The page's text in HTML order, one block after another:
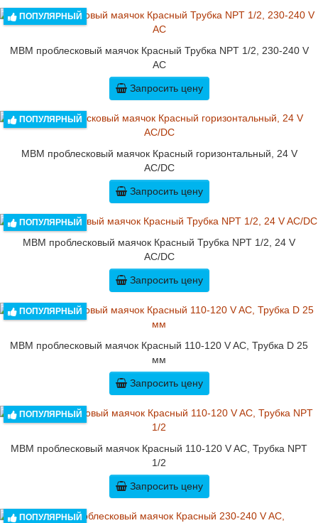
ПОПУЛЯРНЫЙ
MBM проблесковый маячок Красный Трубка NPT 1/2, 230-240 V
AC
Запросить цену
ПОПУЛЯРНЫЙ
MBM проблесковый маячок Красный горизонтальный, 24 V
AC/DC
Запросить цену
ПОПУЛЯРНЫЙ
MBM проблесковый маячок Красный Трубка NPT 1/2, 24 V
AC/DC
Запросить цену
ПОПУЛЯРНЫЙ
MBM проблесковый маячок Красный 110-120 V AC, Трубка D 25
мм
Запросить цену
ПОПУЛЯРНЫЙ
MBM проблесковый маячок Красный 110-120 V AC, Трубка NPT
1/2
Запросить цену
ПОПУЛЯРНЫЙ